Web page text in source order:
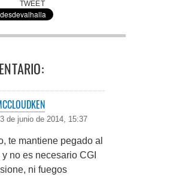
TWEET
de junio de 2014, 15:37
te mantiene pegado al
no es necesario CGI
ni fuegos